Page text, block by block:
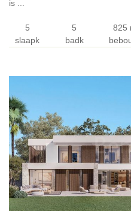
is ...
5
slaapk
5
badk
825